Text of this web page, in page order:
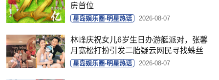
房首位
星岛娱乐圈-明星热话 2026-08-07
林峰庆祝女儿6岁生日办游艇派对，张馨
月宽松打扮引发二胎疑云网民寻找蛛丝
星岛娱乐圈-明星热话 2026-08-07